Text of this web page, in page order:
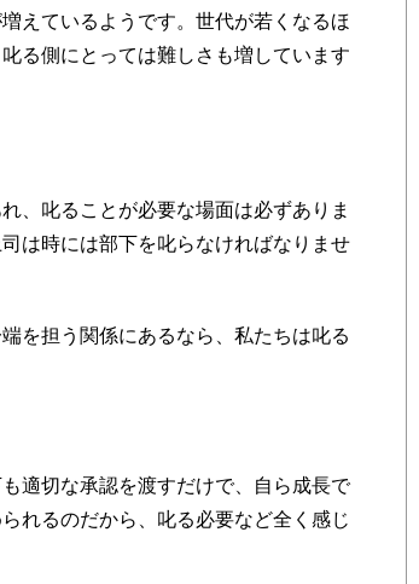
えているようです。世代が若くなるほ
る側にとっては難しさも増しています
、叱ることが必要な場面は必ずありま
は時には部下を叱らなければなりませ
を担う関係にあるなら、私たちは叱る
適切な承認を渡すだけで、自ら成長で
れるのだから、叱る必要など全く感じ